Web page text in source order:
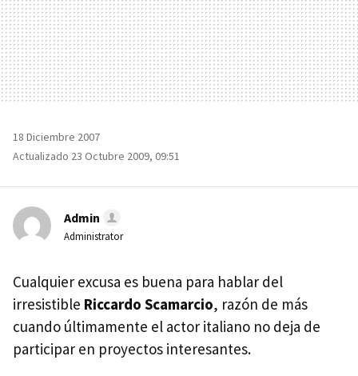
18 Diciembre 2007
Actualizado 23 Octubre 2009, 09:51
Admin
Administrator
Cualquier excusa es buena para hablar del
irresistible Riccardo Scamarcio, razón de más
cuando últimamente el actor italiano no deja de
participar en proyectos interesantes.